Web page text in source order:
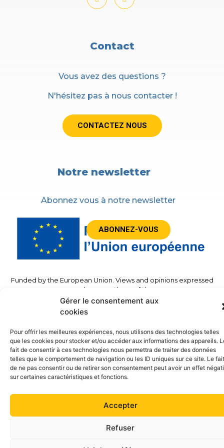
Gérer le consentement aux
cookies
Pour offrir les meilleures expériences, nous utilisons des technologies telles
que les cookies pour stocker et/ou accéder aux informations des appareils.
fait de consentir à ces technologies nous permettra de traiter des données
telles que le comportement de navigation ou les ID uniques sur ce site. Le fait
de ne pas consentir ou de retirer son consentement peut avoir un effet
sur certaines caractéristiques et fonctions.
Accepter
Refuser
Contact
Vous avez des questions ?
N'hésitez pas à nous contacter !
CONTACTEZ NOUS
ABONNEZ-VOUS
Notre newsletter
Abonnez vous à notre newsletter
Funded by the European Union. Views and opinions expressed
are however those of the
author(s) only and do not necessarily reflect those of the
European Union or the European
authority can be held responsible for
Them.”
©2023 – TwinSolar – All rights reserved –Legal
Notice– Site accessible